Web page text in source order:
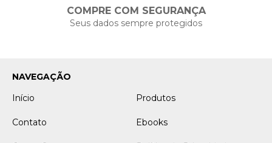
COMPRE COM SEGURANÇA
Seus dados sempre protegidos
NAVEGAÇÃO
Início
Produtos
Contato Ebooks